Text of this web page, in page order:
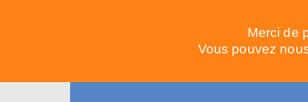
Merci de
Vous pouvez